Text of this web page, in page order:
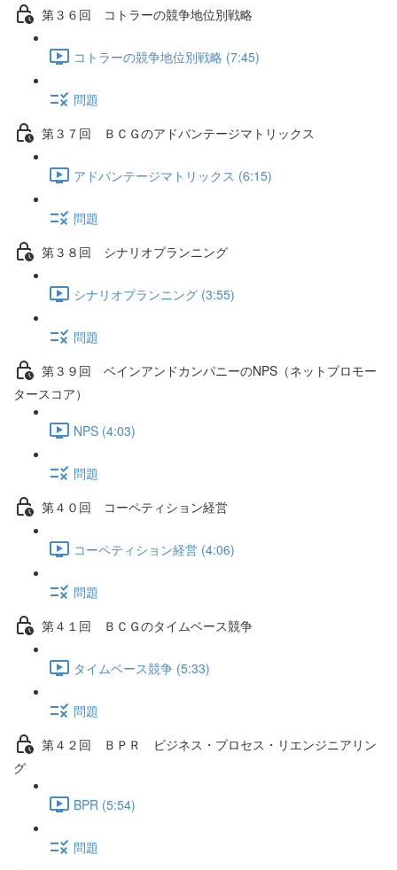
第３６回 コトラーの競争地位別戦略
コトラーの競争地位別戦略 (7:45)
問題
第３７回 ＢＣＧのアドバンテージマトリックス
アドバンテージマトリックス (6:15)
問題
第３８回 シナリオプランニング
シナリオプランニング (3:55)
問題
第３９回 ベインアンドカンパニーのNPS（ネットプロモー
タースコア）
NPS (4:03)
問題
第４０回 コーペティション経営
コーペティション経営 (4:06)
問題
第４１回 ＢＣＧのタイムベース競争
タイムベース競争 (5:33)
問題
第４２回 ＢＰＲ ビジネス・プロセス・リエンジニアリン
グ
BPR (5:54)
問題